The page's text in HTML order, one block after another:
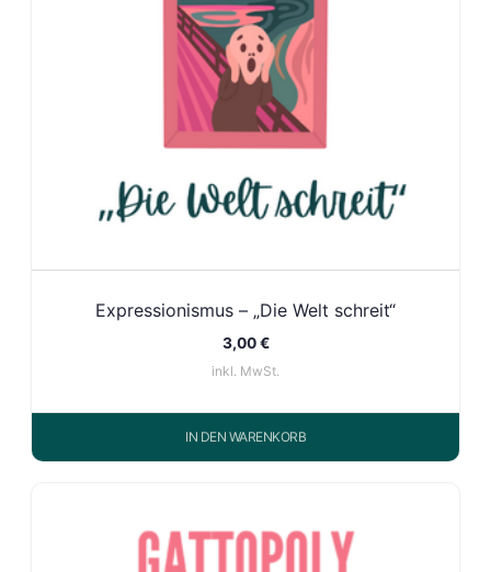
Expressionismus – „Die Welt schreit“
3,00€
inkl. MwSt.
IN DEN WARENKORB